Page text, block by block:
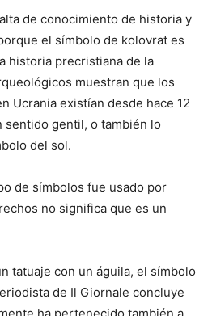
de conocimiento de historia y
el símbolo de kolovrat es
historia precristiana de la
muestran que los
Ucrania existían desde hace 12
sentido gentil, o también lo
del sol.
de símbolos fue usado por
no significa que es un
tatuaje con un águila, el símbolo
de Il Giornale concluye